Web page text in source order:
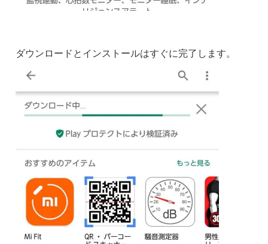
ダウンロードとインストールはすぐに完了します。